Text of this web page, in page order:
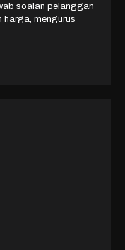
soalan pelanggan
harga, mengurus